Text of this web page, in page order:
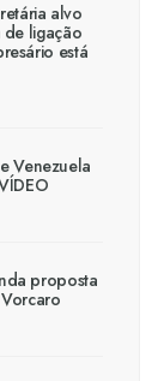
alvo
de ligação
está
Venezuela
proposta